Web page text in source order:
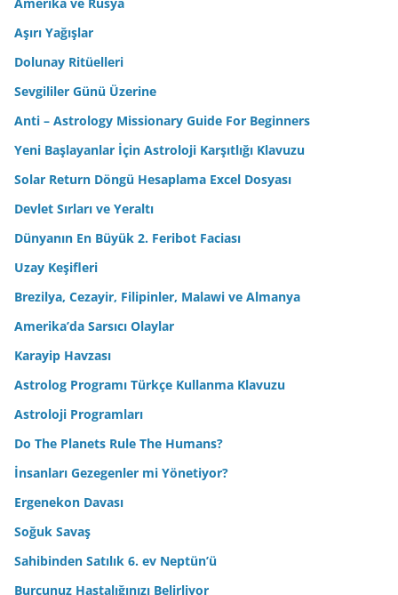
Aşırı Yağışlar
Dolunay Ritüelleri
Sevgililer Günü Üzerine
Anti – Astrology Missionary Guide For Beginners
Yeni Başlayanlar İçin Astroloji Karşıtlığı Klavuzu
Solar Return Döngü Hesaplama Excel Dosyası
Devlet Sırları ve Yeraltı
Dünyanın En Büyük 2. Feribot Faciası
Uzay Keşifleri
Brezilya, Cezayir, Filipinler, Malawi ve Almanya
Amerika’da Sarsıcı Olaylar
Karayip Havzası
Astrolog Programı Türkçe Kullanma Klavuzu
Astroloji Programları
Do The Planets Rule The Humans?
İnsanları Gezegenler mi Yönetiyor?
Ergenekon Davası
Soğuk Savaş
Sahibinden Satılık 6. ev Neptün’ü
Burcunuz Hastalığınızı Belirliyor